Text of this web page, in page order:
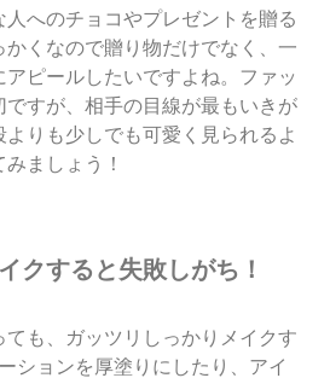
へのチョコやプレゼントを贈る
くなので贈り物だけでなく、一
ピールしたいですよね。ファッ
ですが、相手の目線が最もいきが
りも少しでも可愛く見られるよ
ましょう！
クすると失敗しがち！
ても、ガッツリしっかりメイクす
ションを厚塗りにしたり、アイ